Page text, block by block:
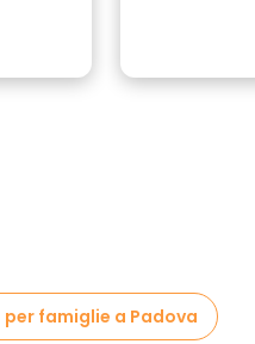
famiglie a Padova